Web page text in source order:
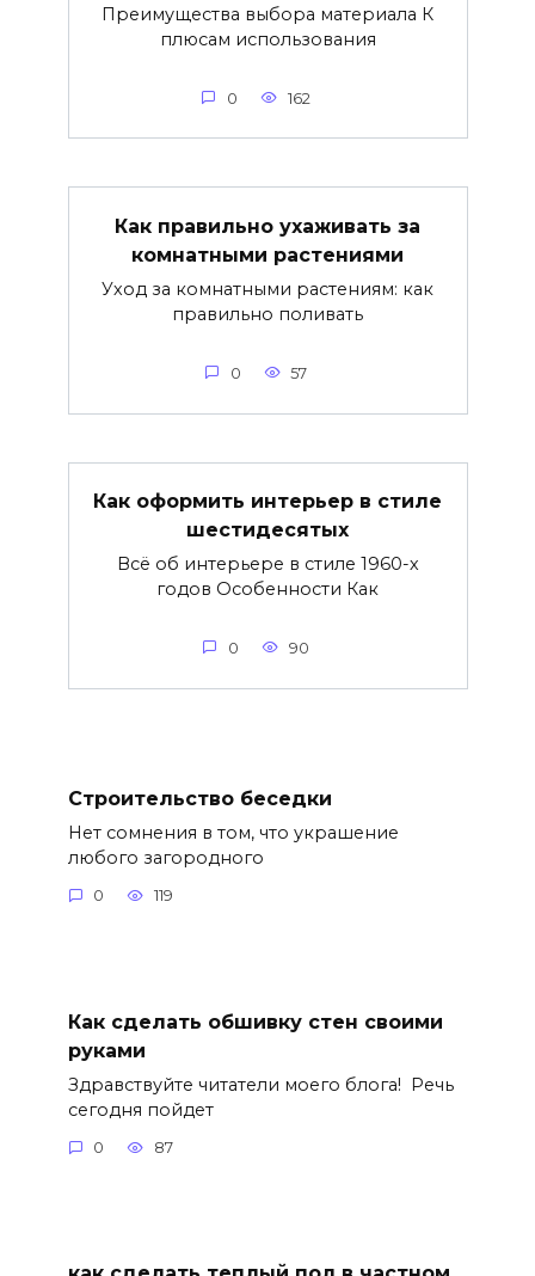
Преимущества выбора материала К
плюсам использования
0 162
Как правильно ухаживать за
комнатными растениями
Уход за комнатными растениям: как
правильно поливать
0 57
Как оформить интерьер в стиле
шестидесятых
Всё об интерьере в стиле 1960-х
годов Особенности Как
0 90
Строительство беседки
Нет сомнения в том, что украшение
любого загородного
0 119
Как сделать обшивку стен своими
руками
Здравствуйте читатели моего блога! Речь
сегодня пойдет
0 87